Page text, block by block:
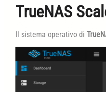
TrueNAS
Il sistema operativo di